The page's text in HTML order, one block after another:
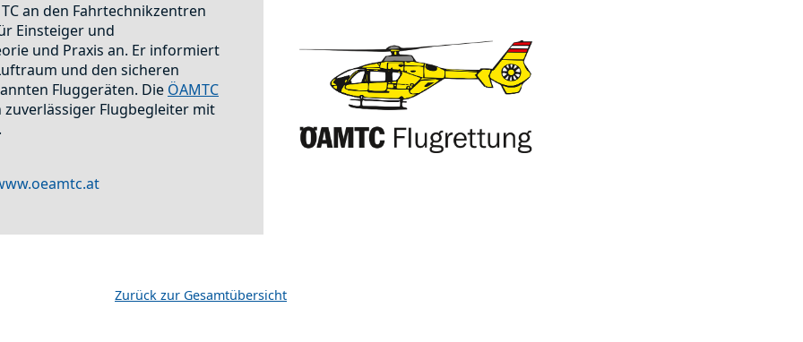
an den Fahrtechnikzentren
Einsteiger und
und Praxis an. Er informiert
und den sicheren
Fluggeräten. Die ÖAMTC
Flugbegleiter mit
Zurück zur Gesamtübersicht